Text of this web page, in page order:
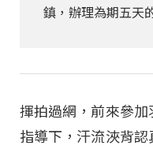
鎮，辦理為期五天
揮拍過網，前來參
指導下，汗流浹背